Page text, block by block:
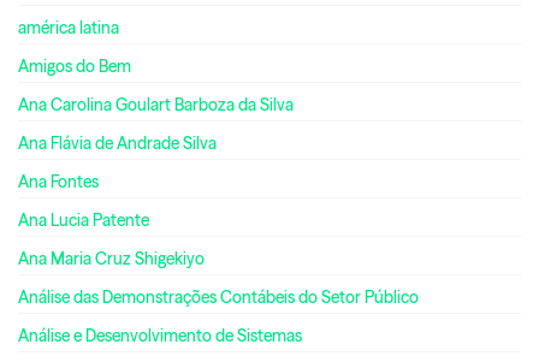
américa latina
Amigos do Bem
Ana Carolina Goulart Barboza da Silva
Ana Flávia de Andrade Silva
Ana Fontes
Ana Lucia Patente
Ana Maria Cruz Shigekiyo
Análise das Demonstrações Contábeis do Setor Público
Análise e Desenvolvimento de Sistemas